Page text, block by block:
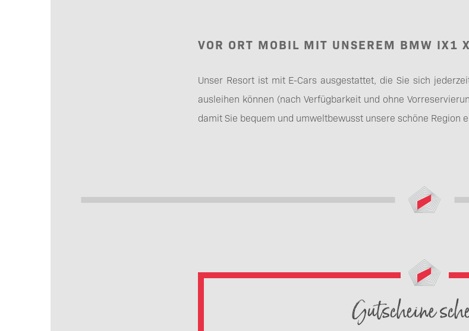
VOR ORT MOBIL MIT UNSEREM BMW IX1
Unser Resort ist mit E-Cars ausgestattet, die Sie sich
ausleihen können (nach Verfügbarkeit und ohne
damit Sie bequem und umweltbewusst unsere schöne Region
Gutscheine